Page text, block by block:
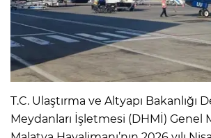
T.C. Ulaştırma ve Altyapı Bakanlığı
Meydanları İşletmesi (DHMİ) Genel